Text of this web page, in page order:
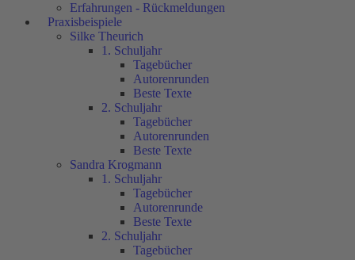
Erfahrungen - Rückmeldungen
Praxisbeispiele
Silke Theurich
1. Schuljahr
Tagebücher
Autorenrunden
Beste Texte
2. Schuljahr
Tagebücher
Autorenrunden
Beste Texte
Sandra Krogmann
1. Schuljahr
Tagebücher
Autorenrunde
Beste Texte
2. Schuljahr
Tagebücher